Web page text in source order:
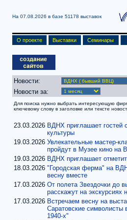
На 07.08.2026 в базе 51178 выставок
О проекте Выставки Семинары
Новости:
Новости за:
Для поиска нужно выбрать интересующую
ключевому слову в заголовке или тексте
23.03.2026 ВДНХ приглашает гостей
культуры
19.03.2026 Увлекательные мастер-
пройдут в Музее кино на
19.03.2026 ВДНХ приглашает
18.03.2026 "Городская ферма" на
весну вместе
17.03.2026 От полета Звездочки до
расскажут на экскурсиях
17.03.2026 Встречаем весну на
Саратовские символисты
1940-х"